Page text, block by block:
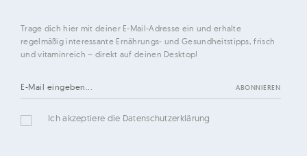
Trage dich hier mit deiner E-Mail-Adresse ein und erhalte
regelmäßig interessante Ernährungs- und Gesundheitstipps, frisch
und vitaminreich – direkt auf deinen Desktop!
Ich akzeptiere die Datenschutzerklärung